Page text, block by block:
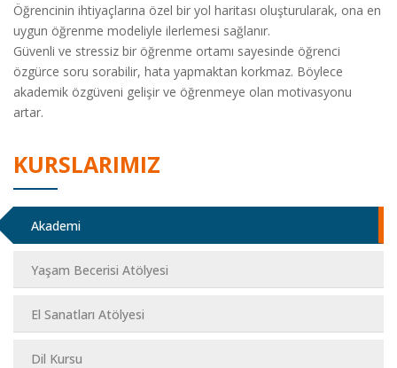
Öğrencinin ihtiyaçlarına özel bir yol haritası oluşturularak, ona en
uygun öğrenme modeliyle ilerlemesi sağlanır.
Güvenli ve stressiz bir öğrenme ortamı sayesinde öğrenci
özgürce soru sorabilir, hata yapmaktan korkmaz. Böylece
akademik özgüveni gelişir ve öğrenmeye olan motivasyonu
artar.
KURSLARIMIZ
Akademi
Yaşam Becerisi Atölyesi
El Sanatları Atölyesi
Dil Kursu